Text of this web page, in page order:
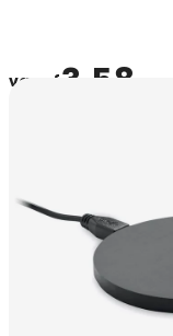
vanaf3,58